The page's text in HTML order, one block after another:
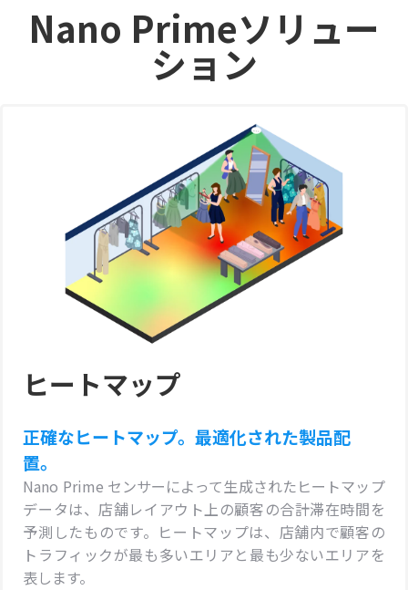
Nano Primeソリュー
ション
ヒートマップ
正確なヒートマップ。最適化された製品配
置。
Nano Prime センサーによって生成されたヒートマップ
データは、店舗レイアウト上の顧客の合計滞在時間を
予測したものです。ヒートマップは、店舗内で顧客の
トラフィックが最も多いエリアと最も少ないエリアを
表します。